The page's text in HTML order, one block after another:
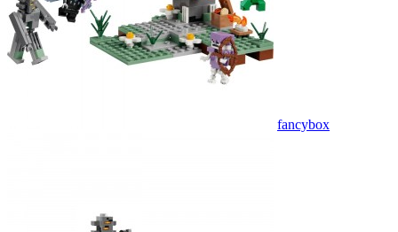
fancybox